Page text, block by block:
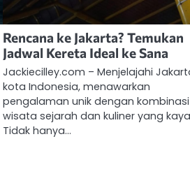
Rencana ke Jakarta? Temukan
Jadwal Kereta Ideal ke Sana
Jackiecilley.com – Menjelajahi
kota Indonesia, menawarkan
pengalaman unik dengan kombinasi
wisata sejarah dan kuliner yang
Tidak hanya…